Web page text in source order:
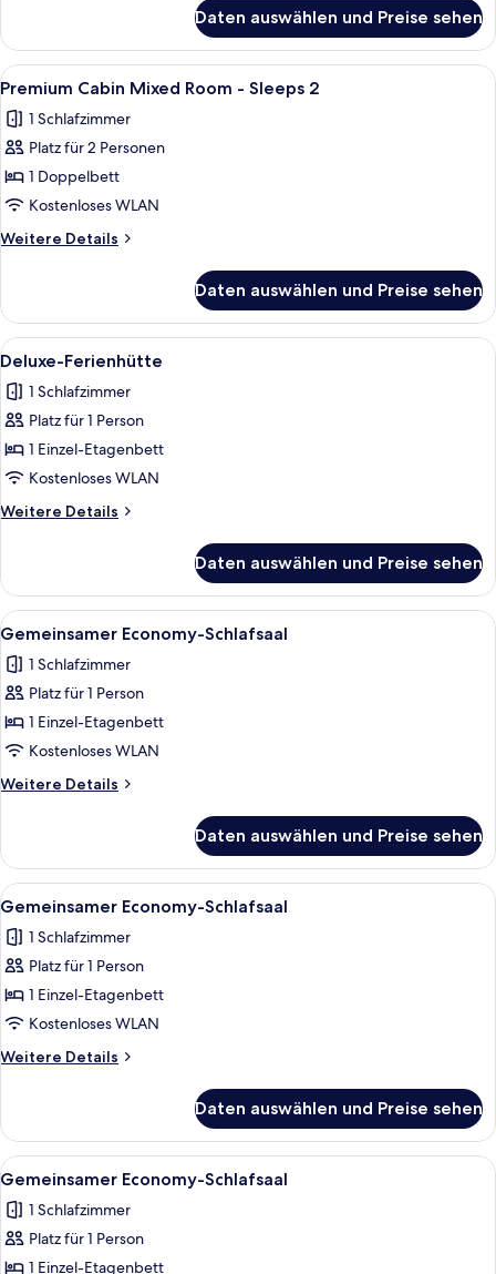
anzeigen
Bed
Deluxe
Cabin
Room
Daten auswählen und Preise sehen
Alle
Fotos
für
Premium
Cabin
Mixed
Room
-
2
anzeigen
Ein Einzelbett mit weißer
5
Premium Cabin Mixed Room - Sleeps 2
1 Schlafzimmer
Platz für 2 Personen
1 Doppelbett
Kostenloses WLAN
Weitere Details
Weitere
Cabin
Mixed
Room
Sleeps
2
Daten auswählen und Preise sehen
Alle
Fotos
für
Deluxe-
Ferienhütte
anzeigen
Ein schmaler Korridor mit
8
Deluxe-Ferienhütte
1 Schlafzimmer
Platz für 1 Person
1 Einzel-Etagenbett
Kostenloses WLAN
Weitere Details
Weitere
Ferienhütte
Daten auswählen und Preise sehen
Alle
Fotos
für
Gemeinsamer
Economy-
Schlafsaal
anzeigen
Ein schmaler Korridor mit
8
Gemeinsamer Economy-Schlafsaal
1 Schlafzimmer
Platz für 1 Person
1 Einzel-Etagenbett
Kostenloses WLAN
Weitere Details
Weitere
Economy-
Schlafsaal
Daten auswählen und Preise sehen
Alle
Fotos
für
Gemeinsamer
Economy-
Schlafsaal
anzeigen
Ein kleines Hotelzimmer mit
8
Gemeinsamer Economy-Schlafsaal
1 Schlafzimmer
Platz für 1 Person
1 Einzel-Etagenbett
Kostenloses WLAN
Weitere Details
Weitere
Economy-
Schlafsaal
Daten auswählen und Preise sehen
Alle
Fotos
für
Gemeinsamer
Ein schmaler Korridor mit
8
Gemeinsamer Economy-Schlafsaal
1 Schlafzimmer
Platz für 1 Person
1 Einzel-Etagenbett